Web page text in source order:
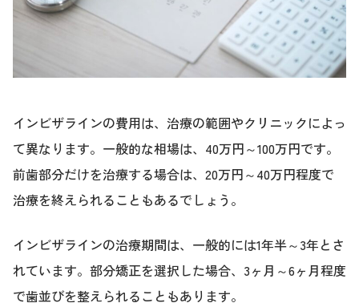
インビザラインの費用は、治療の範囲やクリニックによっ
て異なります。一般的な相場は、40万円～100万円です。
前歯部分だけを治療する場合は、20万円～40万円程度で
治療を終えられることもあるでしょう。
インビザラインの治療期間は、一般的には1年半～3年とさ
れています。部分矯正を選択した場合、3ヶ月～6ヶ月程度
で歯並びを整えられることもあります。